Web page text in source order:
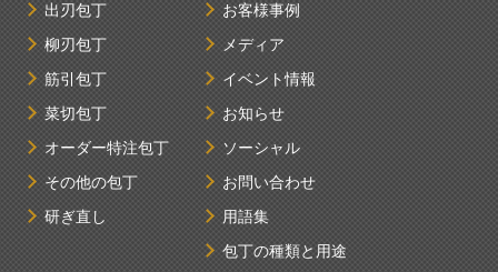
出刃包丁
柳刃包丁
筋引包丁
菜切包丁
オーダー特注包丁
その他の包丁
研ぎ直し
お客様事例
メディア
イベント情報
お知らせ
ソーシャル
お問い合わせ
用語集
包丁の種類と用途